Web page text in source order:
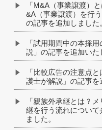
「M&A（事業譲渡）
&A（事業譲渡）を行
の記事を追加しました
「試用期間中の本採
説」の記事を追加いた
「比較広告の注意点
護士が解説」の記事を
「親族外承継とは？
継を行う流れについ
ました。